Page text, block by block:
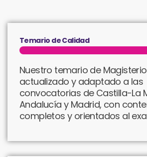
Temario de Calidad
Nuestro temario de
actualizado y adaptado a las
convocatorias de Castilla-La
Andalucía y Madrid, con
completos y orientados al